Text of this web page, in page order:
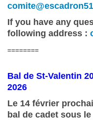
If you have any
following address :
========
Bal de St-Valentin
2026
Le 14 février
bal de cadet sous